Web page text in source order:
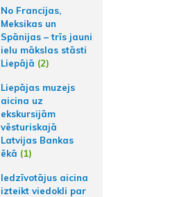
No Francijas,
Meksikas un
Spānijas – trīs jauni
ielu mākslas stāsti
Liepājā (2)
Liepājas muzejs
aicina uz
ekskursijām
vēsturiskajā
Latvijas Bankas
ēkā (1)
Iedzīvotājus aicina
izteikt viedokli par